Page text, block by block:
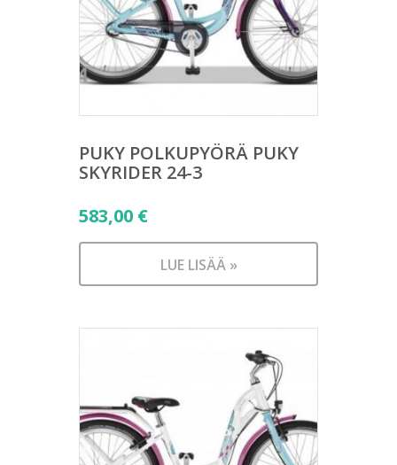
PUKY POLKUPYÖRÄ PUKY
SKYRIDER 24-3
583,00 €
LUE LISÄÄ »